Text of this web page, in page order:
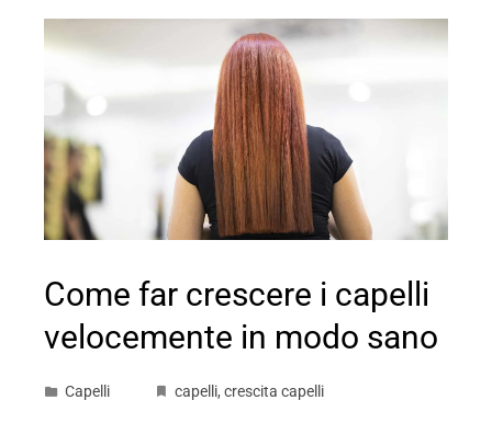
Come far crescere i capelli
velocemente in modo sano
Capelli capelli, crescita capelli